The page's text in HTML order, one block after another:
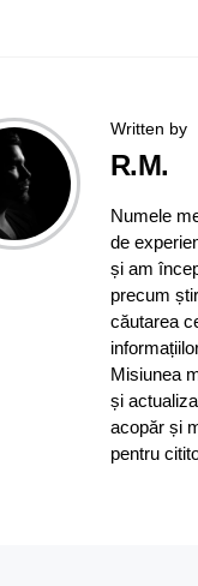
Written by
R.M.
Numele
de
și am
precum
căutarea
Misiunea
și
acopăr și
pentru